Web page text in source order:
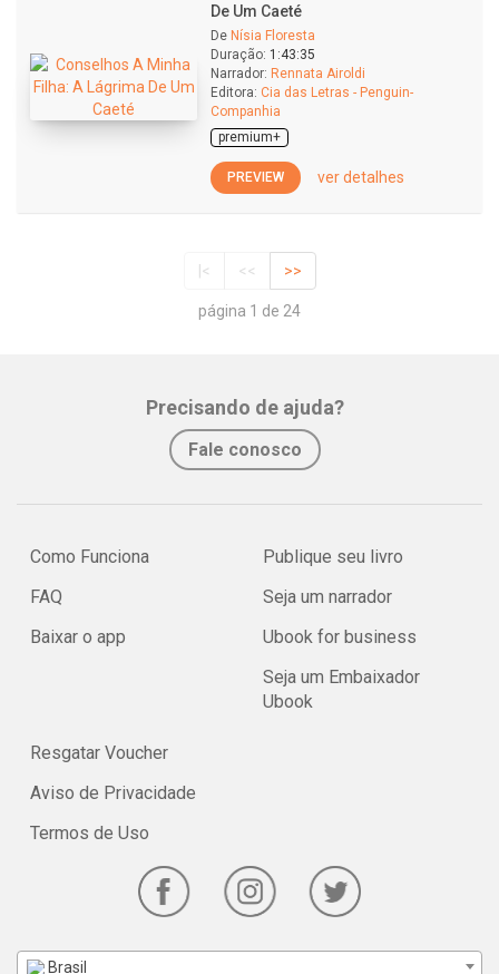
De Um Caeté
De Nísia Floresta
Duração: 1:43:35
Narrador: Rennata Airoldi
Editora: Cia das Letras - Penguin-
Companhia
premium+
PREVIEW ver detalhes
|< << >>
página 1 de 24
Precisando de ajuda?
Fale conosco
Como Funciona
FAQ
Baixar o app
Publique seu livro
Seja um narrador
Ubook for business
Seja um Embaixador
Ubook
Resgatar Voucher
Aviso de Privacidade
Termos de Uso
Brasil